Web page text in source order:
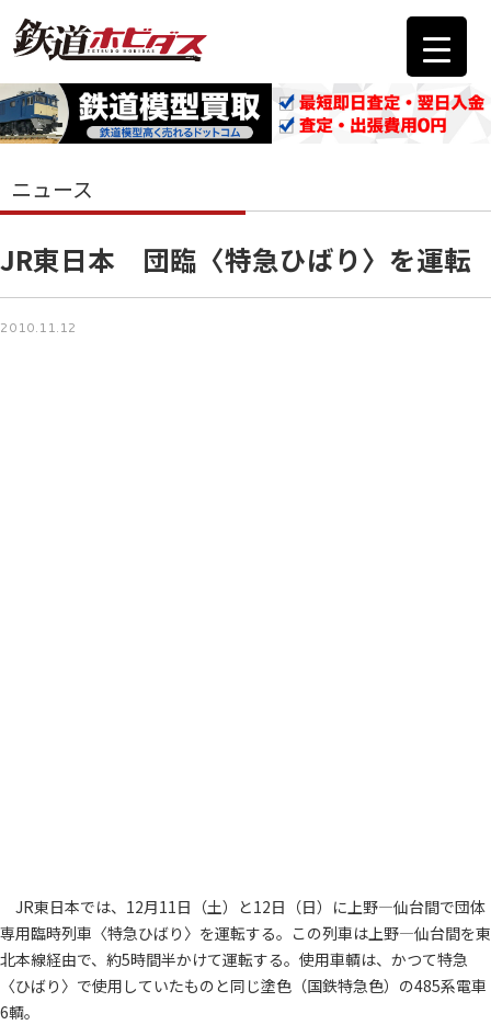
ニュース
JR東日本 団臨〈特急ひばり〉を運転
2010.11.12
JR東日本では、12月11日（土）と12日（日）に上野―仙台間で団体
専用臨時列車〈特急ひばり〉を運転する。この列車は上野―仙台間を東
北本線経由で、約5時間半かけて運転する。使用車輌は、かつて特急
〈ひばり〉で使用していたものと同じ塗色（国鉄特急色）の485系電車
6輌。